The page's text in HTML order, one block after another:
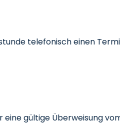
telefonisch einen
gültige Überweisung